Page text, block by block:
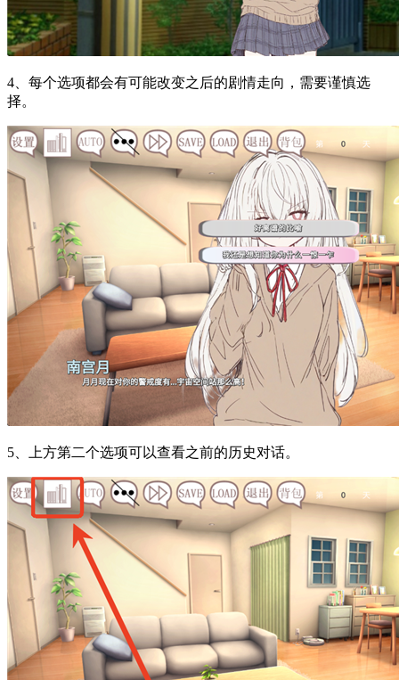
4、每个选项都会有可能改变之后的剧情走向，需要谨慎选
择。
5、上方第二个选项可以查看之前的历史对话。